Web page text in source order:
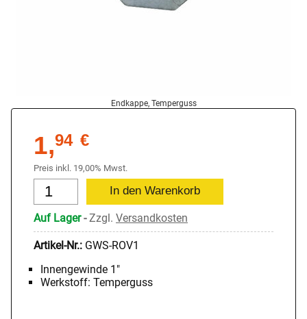
Endkappe, Temperguss
1,94 €
Preis inkl. 19,00% Mwst.
Auf Lager-Zzgl. Versandkosten
Artikel-Nr.: GWS-ROV1
Innengewinde 1"
Werkstoff: Temperguss